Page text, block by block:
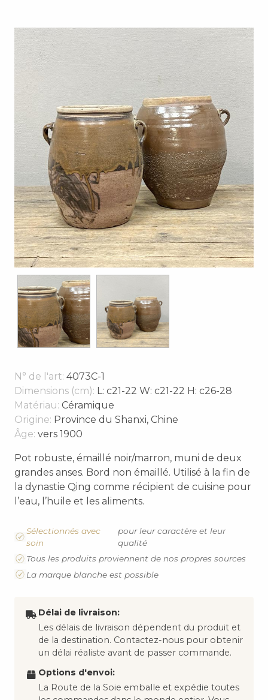
N° de l'art: 4073C-1
Dimensions (cm): L: c21-22 W: c21-22 H: c26-28
Matériau: Céramique
Origine: Province du Shanxi, Chine
Âge: vers 1900
Pot robuste, émaillé noir/marron, muni de deux
grandes anses. Bord non émaillé. Utilisé à la fin de
la dynastie Qing comme récipient de cuisine pour
l’eau, l’huile et les aliments.
Sélectionnés avec
soin
pour leur caractère et leur
qualité
Tous les produits proviennent de nos propres sources
La marque blanche est possible
Délai de livraison:
Les délais de livraison dépendent du produit et
de la destination. Contactez-nous pour obtenir
un délai réaliste avant de passer commande.
Options d'envoi:
La Route de la Soie emballe et expédie toutes